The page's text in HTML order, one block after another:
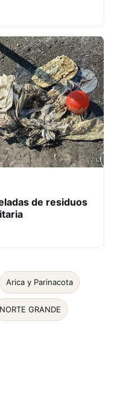
de residuos
Arica y Parinacota
NORTE GRANDE